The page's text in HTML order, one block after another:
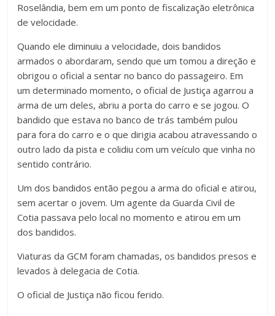
Roselândia, bem em um ponto de fiscalização eletrônica
de velocidade.
Quando ele diminuiu a velocidade, dois bandidos
armados o abordaram, sendo que um tomou a direção e
obrigou o oficial a sentar no banco do passageiro. Em
um determinado momento, o oficial de Justiça agarrou a
arma de um deles, abriu a porta do carro e se jogou. O
bandido que estava no banco de trás também pulou
para fora do carro e o que dirigia acabou atravessando o
outro lado da pista e colidiu com um veículo que vinha no
sentido contrário.
Um dos bandidos então pegou a arma do oficial e atirou,
sem acertar o jovem. Um agente da Guarda Civil de
Cotia passava pelo local no momento e atirou em um
dos bandidos.
Viaturas da GCM foram chamadas, os bandidos presos e
levados à delegacia de Cotia.
O oficial de Justiça não ficou ferido.